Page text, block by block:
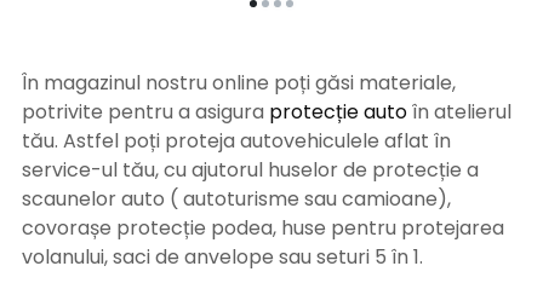
În magazinul nostru online poți găsi materiale,
potrivite pentru a asigura protecție autoîn atelierul
tău. Astfel poți proteja autovehiculele aflat în
service-ul tău, cu ajutorul huselor de protecție a
scaunelor auto ( autoturisme sau camioane),
covorașe protecție podea, huse pentru protejarea
volanului, saci de anvelope sau seturi 5 în 1.